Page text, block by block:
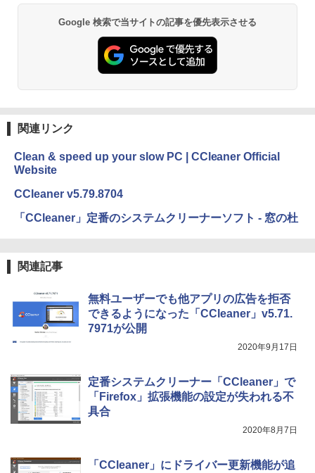
ClaudeCode いちばんやさしい 教科書:
非エンジニア 初心者 素人 でも安心 使い
方 マニュアル AI副業にもコンテンツ作成
にもKindle出版にも！ 非エンジニアのた
めのAIコーディング入門シリーズ
出す プロンプトの言葉 AI画像生成シリー
ズ (はぴーイラストLabo)
￥480
￥27,980
Amazon Kindle Paperwhite (16GB) 7イ
ンチディスプレイ、色調調節ライト、12
ージ、防水、7インチカラーディスプレ
テリー、広告無し、ブラック (2025年発
New Amazon Kindle Scribe Colorsoft |
11インチカラーディスプレイ、64GBスト
レージ、ノート機能搭載、明るさ自動調
整、色調調節ライト、プレミアムペン付
Google 検索で当サイトの記事を優先表示させる
関連リンク
Clean & speed up your slow PC | CCleaner Official
Website
CCleaner v5.79.8704
「CCleaner」定番のシステムクリーナーソフト - 窓の杜
関連記事
無料ユーザーでも他アプリの広告を拒否
できるようになった「CCleaner」v5.71.
7971が公開
2020年9月17日
定番システムクリーナー「CCleaner」で
「Firefox」拡張機能の設定が失われる不
具合
2020年8月7日
「CCleaner」にドライバー更新機能が追